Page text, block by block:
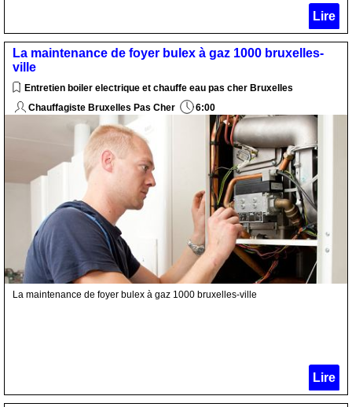
Lire
La maintenance de foyer bulex à gaz 1000 bruxelles-
ville
Entretien boiler electrique et chauffe eau pas cher Bruxelles
Chauffagiste Bruxelles Pas Cher
6:00
La maintenance de foyer bulex à gaz 1000 bruxelles-ville
Lire